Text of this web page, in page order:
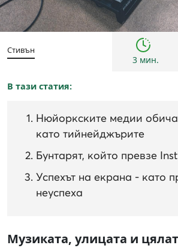
Жени Инспирации и
Стивън
3 мин.
В тази статия:
Нюйоркските медии
като тийнейджърите
Бунтарят, който превзе
Успехът на екрана - като
неуспеха
Музиката, улицата и